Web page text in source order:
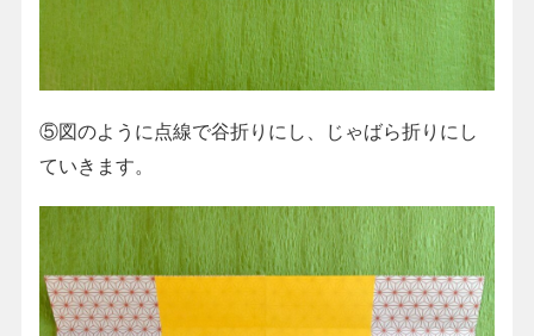
⑤図のように点線で谷折りにし、じゃばら折りにし
ていきます。